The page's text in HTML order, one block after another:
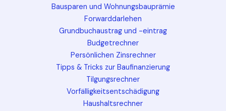
Bausparen und Wohnungsbauprämie
Forwarddarlehen
Grundbuchaustrag und -eintrag
Budgetrechner
Persönlichen Zinsrechner
Tipps & Tricks zur Baufinanzierung
Tilgungsrechner
Vorfälligkeitsentschädigung
Haushaltsrechner